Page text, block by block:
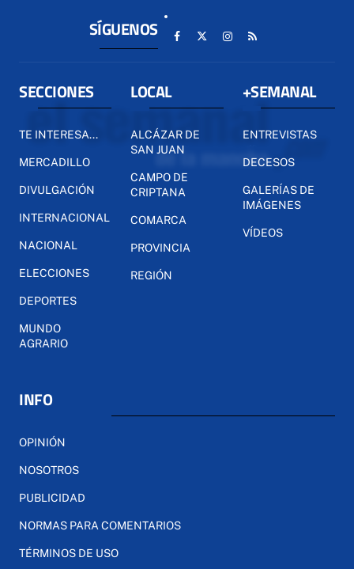
SÍGUENOS
SECCIONES
TE INTERESA...
MERCADILLO
DIVULGACIÓN
INTERNACIONAL
NACIONAL
ELECCIONES
DEPORTES
MUNDO
AGRARIO
LOCAL
ALCÁZAR DE
SAN JUAN
CAMPO DE
CRIPTANA
COMARCA
PROVINCIA
REGIÓN
+SEMANAL
ENTREVISTAS
DECESOS
GALERÍAS DE
IMÁGENES
VÍDEOS
INFO
OPINIÓN
NOSOTROS
PUBLICIDAD
NORMAS PARA COMENTARIOS
TÉRMINOS DE USO